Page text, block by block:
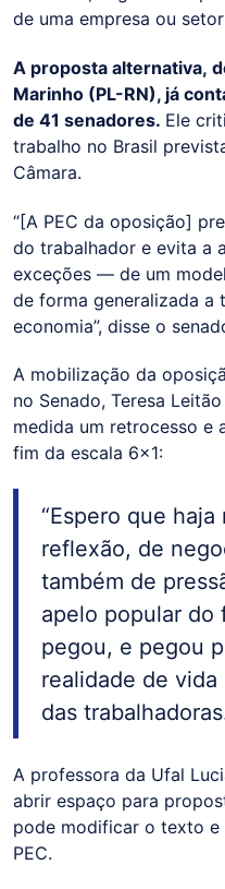
de uma empresa ou
A proposta alternativa,
Marinho (PL-RN), já
de 41 senadores. Ele
trabalho no Brasil
Câmara.
“[A PEC da oposição]
do trabalhador e evita a
exceções — de um
de forma generalizada a
economia”, disse o
A mobilização da
no Senado, Teresa
medida um retrocesso e
fim da escala 6x1:
“Espero que
reflexão, de
também de
apelo popular do
pegou, e pegou
realidade de
das
A professora da Ufal
abrir espaço para
pode modificar o texto
PEC.